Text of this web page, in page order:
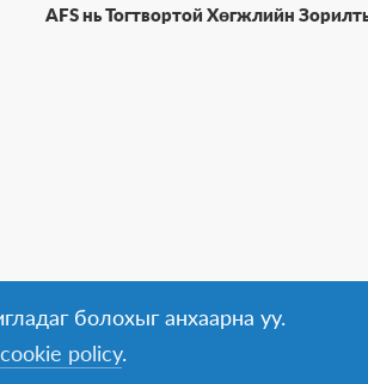
AFS нь Тогтвортой Хөгжлийн
Mongolia2026
болохыг анхаарна уу.
cookie policy.